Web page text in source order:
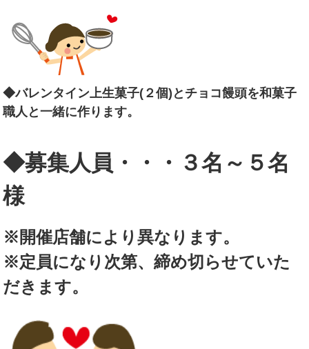
◆バレンタイン上生菓子(２個)とチョコ饅頭を和菓子
職人と一緒に作ります。
◆募集人員・・・３名～５名
様
※開催店舗により異なります。
※定員になり次第、締め切らせていた
だきます。